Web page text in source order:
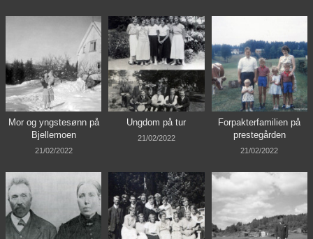
Mor og yngstesønn på
Bjellemoen
21/02/2022
Ungdom på tur
21/02/2022
Forpakterfamilien på
prestegården
21/02/2022